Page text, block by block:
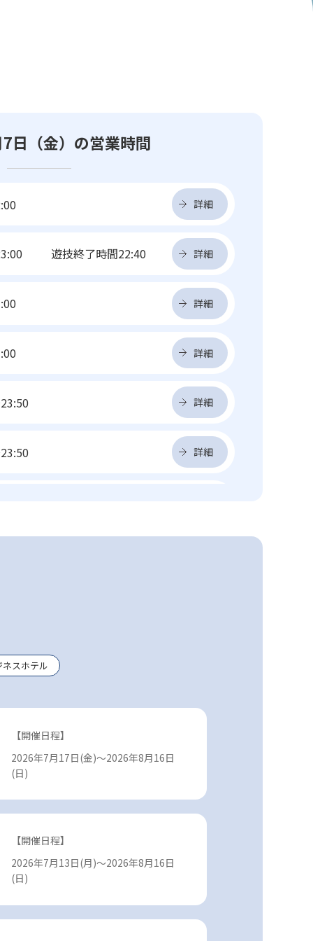
ネスホテル
【開催日程】
2026年7月17日(金)～2026年8月16日
(日)
【開催日程】
2026年7月13日(月)～2026年8月16日
(日)
日（金）の営業時間
詳細
遊技終了時間22:40 詳細
詳細
詳細
詳細
詳細